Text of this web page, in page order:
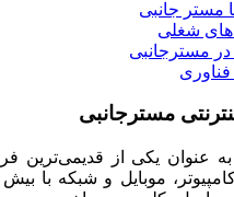
مستر جانبی
شغلی
مسترجانبی
فناوری
مسترجانبی
به عنوان یکی از قدیمی‌ترین
موبایل و شبکه با